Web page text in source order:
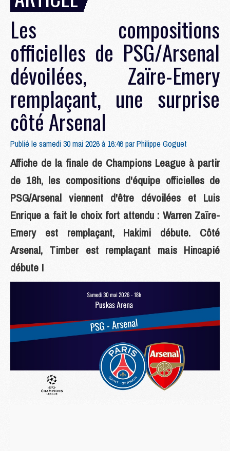
Les compositions
officielles de PSG/Arsenal
dévoilées, Zaïre-Emery
remplaçant, une surprise
côté Arsenal
Publié le samedi 30 mai 2026 à 16:46 parPhilippe Goguet
Affiche de la finale de Champions League à partir
de 18h, les compositions d'équipe officielles de
PSG/Arsenal viennent d'être dévoilées et Luis
Enrique a fait le choix fort attendu : Warren Zaïre-
Emery est remplaçant, Hakimi débute. Côté
Arsenal, Timber est remplaçant mais Hincapié
débute !